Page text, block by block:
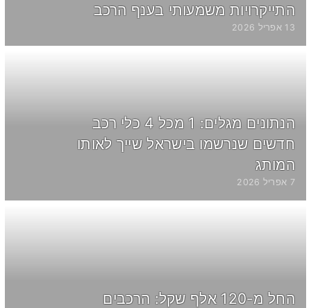
התייקרויות משמעותי בענף הרכב
13 אפריל 2026
הנתונים מגלים: 1 מכל 4 כלי רכב
חדשים שנרשמו בישראל שייך לאותו
המותג
7 אפריל 2026
החל מ-120 אלף שקל: הרכבים